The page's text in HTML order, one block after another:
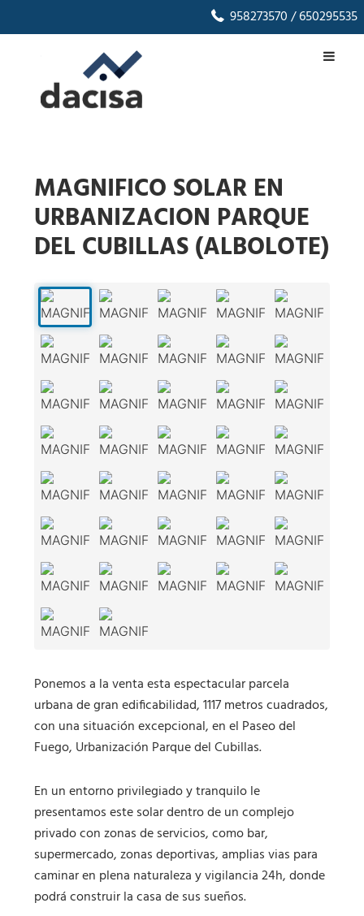
958273570/ 650295535
MAGNIFICO SOLAR EN
URBANIZACION PARQUE
DEL CUBILLAS (ALBOLOTE)
1/
Ponemos a la venta esta espectacular parcela
urbana de gran edificabilidad, 1117 metros cuadrados,
con una situación excepcional, en el Paseo del
Fuego, Urbanización Parque del Cubillas.
En un entorno privilegiado y tranquilo le
presentamos este solar dentro de un complejo
privado con zonas de servicios, como bar,
supermercado, zonas deportivas, amplias vias para
caminar en plena naturaleza y vigilancia 24h, donde
podrá construir la casa de sus sueños.